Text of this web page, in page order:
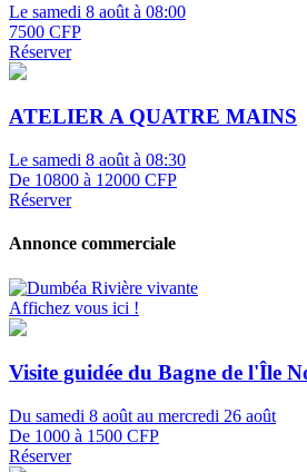
Le samedi 8 août à 08:00
7500 CFP
Réserver
ATELIER A QUATRE MAINS
Le samedi 8 août à 08:30
De 10800 à 12000 CFP
Réserver
Annonce commerciale
Affichez vous ici !
Visite guidée du Bagne de l'Île
Du samedi 8 août au mercredi 26 août
De 1000 à 1500 CFP
Réserver